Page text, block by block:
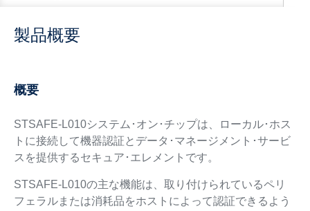
製品概要
概要
STSAFE-L010システム･オン･チップは、ローカル･ホス
トに接続して機器認証とデータ･マネージメント･サービ
スを提供するセキュア･エレメントです。
STSAFE-L010の主な機能は、取り付けられているペリ
フェラルまたは消耗品をホストによって認証できるよう